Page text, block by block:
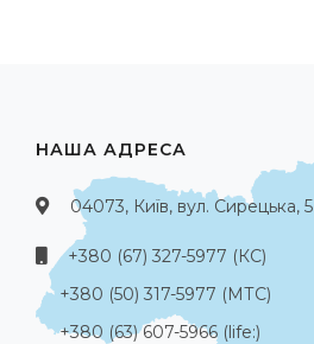
НАША АДРЕСА
04073, Київ, вул. Сирецька, 5
+380 (67) 327-5977 (КС)
+380 (50) 317-5977 (МТС)
+380 (63) 607-5966 (life:)